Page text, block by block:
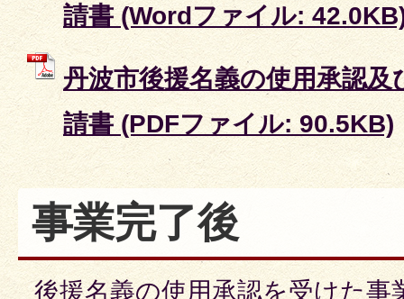
請書 (Wordファイル:
丹波市後援名義の使用承認及
請書 (PDFファイル: 90.5KB)
事業完了後
後援名義の使用承認を受けた事